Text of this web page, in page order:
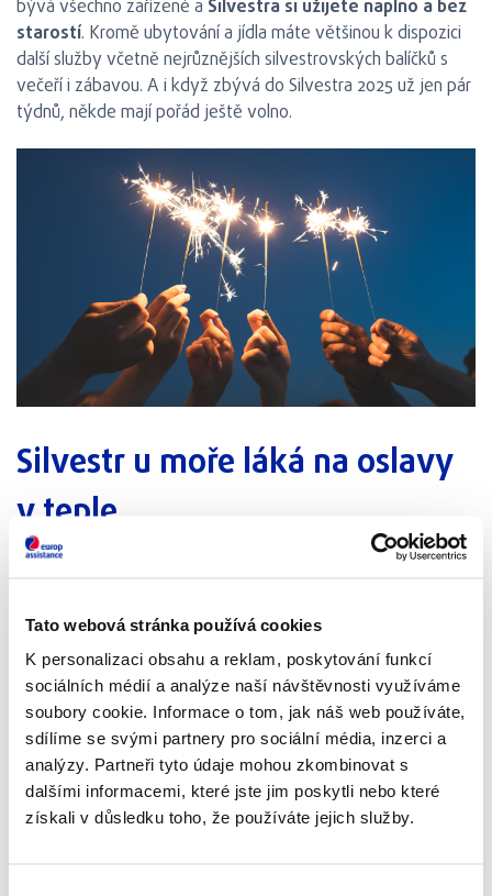
Tato webová stránka používá cookies
K personalizaci obsahu a reklam, poskytování funkcí
sociálních médií a analýze naší návštěvnosti využíváme
soubory cookie. Informace o tom, jak náš web používáte,
sdílíme se svými partnery pro sociální média, inzerci a
analýzy. Partneři tyto údaje mohou zkombinovat s
dalšími informacemi, které jste jim poskytli nebo které
získali v důsledku toho, že používáte jejich služby.
bývá všechno zařízené a Silvestra si užijete naplno a bez
starostí. Kromě ubytování a jídla máte většinou k dispozici
další služby včetně nejrůznějších silvestrovských balíčků s
večeří i zábavou. A i když zbývá do Silvestra 2025 už jen pár
týdnů, někde mají pořád ještě volno.
Silvestr u moře láká na oslavy
v teple
přivítat nový rok v teple? Silvestrovská dovolená u moře
není jen útěkem před zimou – je to šance zažít něco
výjimečného.
Egyptnabízí perfektní mix dostupnosti a exotiky. V době,
kdy u nás teploty klesají pod nulu, v Hurghadě panuje
příjemné jarní počasí. Místní hotely připravují na Silvestra
2025 bohatý program s hudbou a tradicemi. A co půlnoc? Tu
můžete přivítat pod hvězdami s koktejlem v ruce. K tomu si